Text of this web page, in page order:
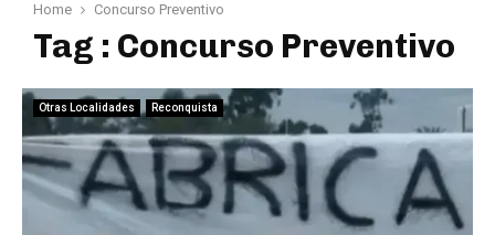
Home Concurso Preventivo
Tag : Concurso Preventivo
Otras Localidades Reconquista